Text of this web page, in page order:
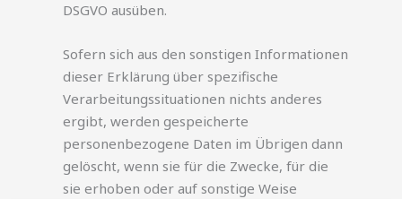
DSGVO ausüben.
Sofern sich aus den sonstigen Informationen
dieser Erklärung über spezifische
Verarbeitungssituationen nichts anderes
ergibt, werden gespeicherte
personenbezogene Daten im Übrigen dann
gelöscht, wenn sie für die Zwecke, für die
sie erhoben oder auf sonstige Weise